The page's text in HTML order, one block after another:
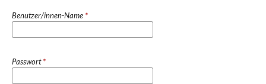
Benutzer/innen-Name *
Passwort*